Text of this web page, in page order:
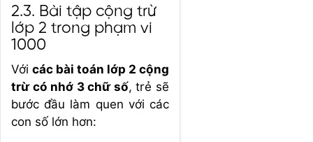
2.3. Bài tập cộng trừ
lớp 2 trong phạm vi
1000
Với các bài toán lớp 2 cộng
trừ có nhớ 3 chữ số, trẻ sẽ
bước đầu làm quen với các
con số lớn hơn: